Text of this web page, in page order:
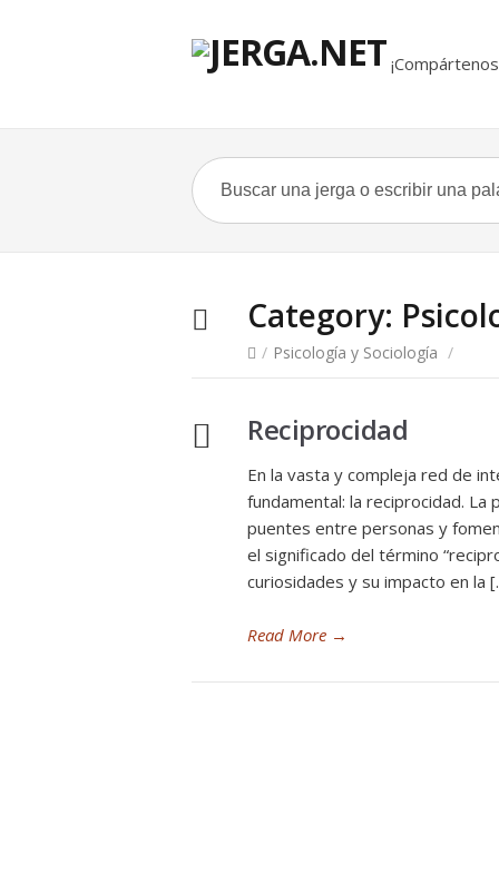
Category:
/ Psicología y Sociología /
Reciprocidad
En la vasta y compleja red de
fundamental: la reciprocidad.
puentes entre personas y
el significado del término
curiosidades y su impacto en la
Read More →